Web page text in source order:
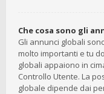
Che cosa sono gli
Gli annunci globali
molto importanti e tu
globali appaiono in
Controllo Utente. La
globale dipende dai